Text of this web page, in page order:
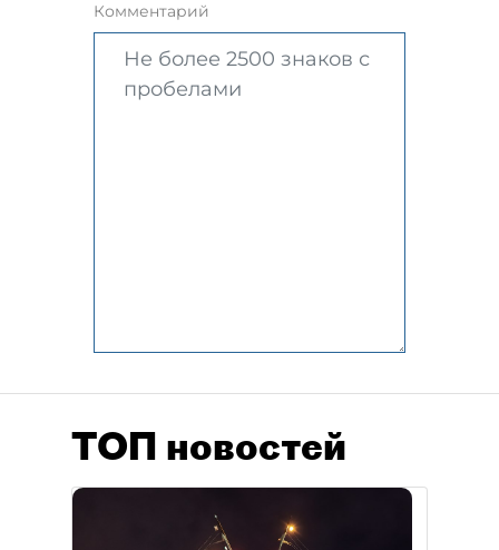
Комментарий
ТОП новостей